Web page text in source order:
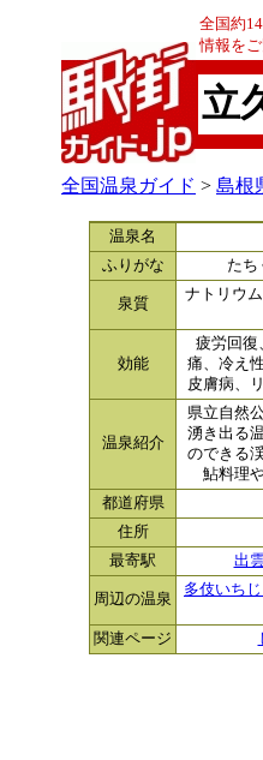
全国約
情報をご
立
全国温泉ガイド > 島根
温泉名
ふりがな
たち
泉質
ナトリウ
効能
疲労回復
痛、冷え
皮膚病、
温泉紹介
県立自然
湧き出る
のできる
鮎料理
都道府県
住所
最寄駅
出
周辺の温泉
多伎いち
関連ページ